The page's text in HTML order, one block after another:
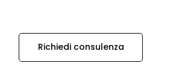
Richiedi consulenza